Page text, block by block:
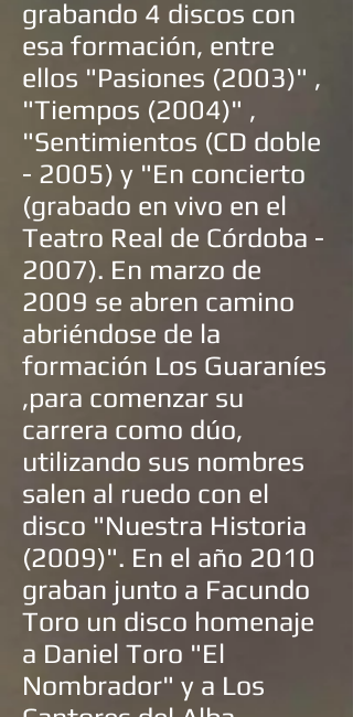
grabando 4 discos con
esa formación, entre
ellos "Pasiones (2003)" ,
"Tiempos (2004)" ,
"Sentimientos (CD doble
- 2005) y "En concierto
(grabado en vivo en el
Teatro Real de Córdoba -
2007). En marzo de
2009 se abren camino
abriéndose de la
formación Los Guaraníes
,para comenzar su
carrera como dúo,
utilizando sus nombres
salen al ruedo con el
disco "Nuestra Historia
(2009)". En el año 2010
graban junto a Facundo
Toro un disco homenaje
a Daniel Toro "El
Nombrador" y a Los